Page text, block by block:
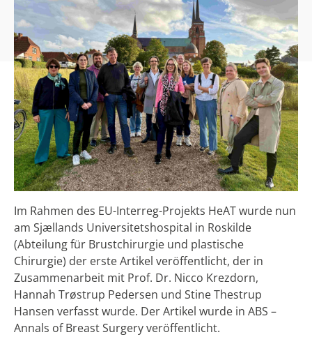
Im Rahmen des EU-Interreg-Projekts HeAT wurde nun
am Sjællands Universitetshospital in Roskilde
(Abteilung für Brustchirurgie und plastische
Chirurgie) der erste Artikel veröffentlicht, der in
Zusammenarbeit mit Prof. Dr. Nicco Krezdorn,
Hannah Trøstrup Pedersen und Stine Thestrup
Hansen verfasst wurde. Der Artikel wurde in ABS –
Annals of Breast Surgery veröffentlicht.